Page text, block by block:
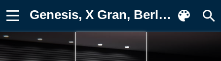
Genesis, X Gran, Berlinetta, машины Картинка